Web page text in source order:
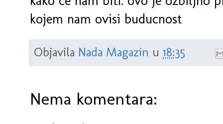
kojem nam ovisi buducnost
Objavila Nada Magazin u 18:35
Nema komentara: